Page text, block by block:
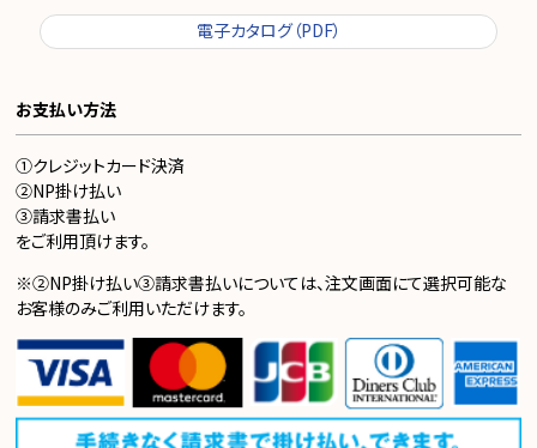
電子カタログ（PDF）
お支払い方法
①クレジットカード決済
②NP掛け払い
③請求書払い
をご利用頂けます。
※②NP掛け払い③請求書払いについては、注文画面にて選択可能な
お客様のみご利用いただけます。